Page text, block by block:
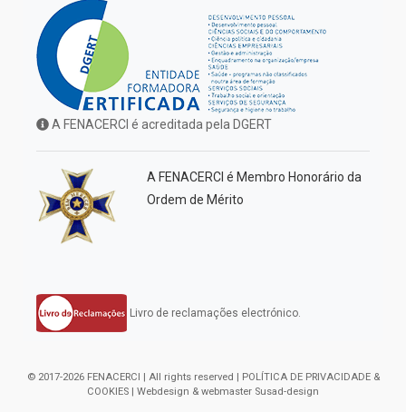
A FENACERCI é acreditada pela DGERT
A FENACERCI é Membro Honorário da
Ordem de Mérito
Livro de reclamações electrónico.
© 2017-2026 FENACERCI | All rights reserved | POLÍTICA DE PRIVACIDADE &
COOKIES | Webdesign & webmaster Susad-design